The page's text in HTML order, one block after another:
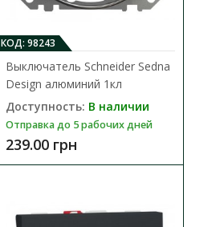
В сравнения
КОД: 98243
Выключатель Schneider Sedna
Design алюминий 1кл
Доступность: В наличии
Отправка до 5 рабочих дней
239.00 грн